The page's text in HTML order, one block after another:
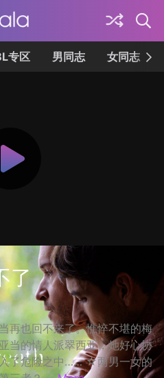
专区 男同志 女同志
了
再也回不来了。憔悴不堪的梅
当的情人派翠西亚，她好心协
了危险之中…… ☆两男一女的